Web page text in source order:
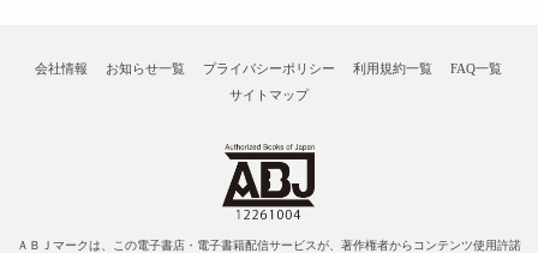
会社情報 お知らせ一覧 プライバシーポリシー 利用規約一覧
FAQ一覧
サイトマップ
ＡＢＪマークは、この電子書店・電子書籍配信サービスが、著作権者からコンテンツ使用許諾